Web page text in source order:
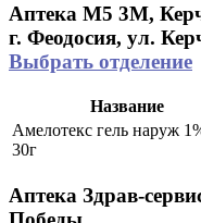
Аптека М5 3М,
г. Феодосия, ул.
Выбрать отделение
Название
Амелотекс гель наруж
30г
Аптека Здрав-